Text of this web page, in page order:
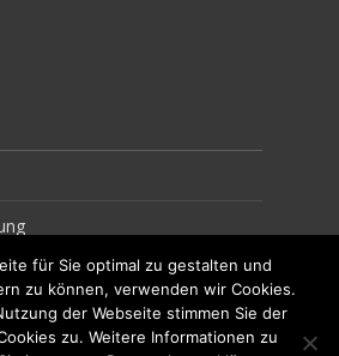
für Sie optimal zu gestalten und
zu können, verwenden wir Cookies.
der Webseite stimmen Sie der
zu. Weitere Informationen zu